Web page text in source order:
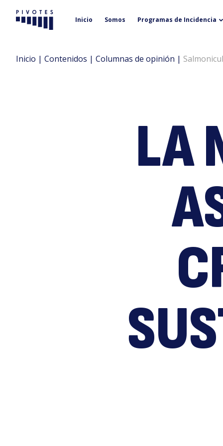
Pivotes Inicio Somos Programas de Incidencia
Inicio | Contenidos | Columnas de opinión |
LA